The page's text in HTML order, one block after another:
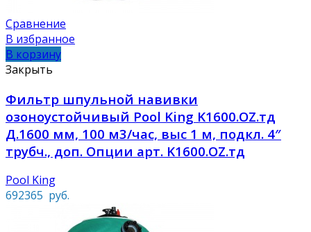
Сравнение
В избранное
В корзину
Закрыть
Фильтр шпульной навивки
озоноустойчивый Pool King K1600.OZ.тд
Д.1600 мм, 100 м3/час, выс 1 м, подкл. 4″
трубч., доп. Опции арт. K1600.OZ.тд
Pool King
692365 руб.